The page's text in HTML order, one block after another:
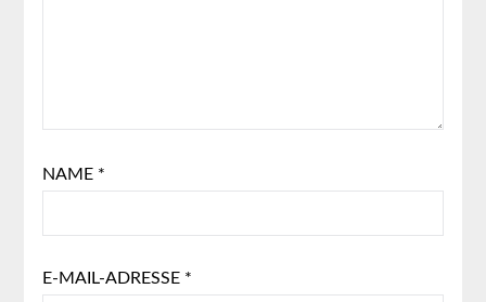
NAME *
E-MAIL-ADRESSE *